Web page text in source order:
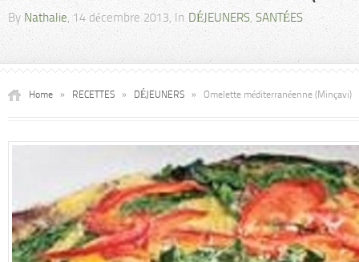
By Nathalie, 14 décembre 2013, In DÉJEUNERS,SANTÉES
Home » RECETTES » DÉJEUNERS » Omelette méditerranéenne (Minçavi)